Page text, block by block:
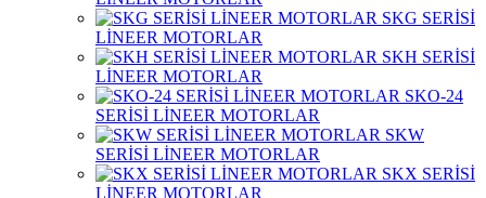
SKG SERİSİ
LİNEER MOTORLAR
SKH SERİSİ
LİNEER MOTORLAR
SKO-24
SERİSİ LİNEER MOTORLAR
SKW
SERİSİ LİNEER MOTORLAR
SKX SERİSİ
LİNEER MOTORLAR